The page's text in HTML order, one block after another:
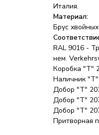
Италия.
Материал:
Брус
RAL 9016 -
нем.
Коробка "Т"
Наличник
Добор "Т"
Добор "Т"
Добор "Т"
Притворная